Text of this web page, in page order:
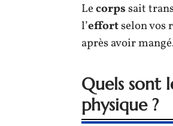
Lecorpssait
l’effortselon vos
après avoir
Quels sont
physique ?